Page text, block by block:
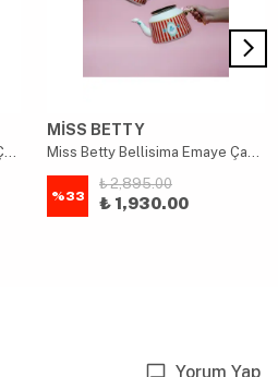
Miss Betty Dolce Vita Emaye Çaydanlık
MİSS BETTY
Miss Betty Bellisima Emaye Çaydanlık
%33
₺ 2,895.00
₺ 1,930.00
Yorum Yap